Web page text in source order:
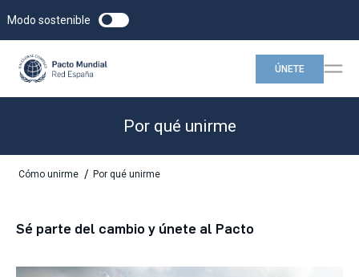
Modo sostenible
ÚNETE
Por qué unirme
Cómo unirme / Por qué unirme
Sé parte del cambio y únete al Pacto